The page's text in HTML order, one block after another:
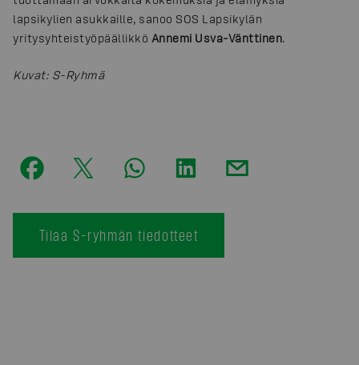
lapsikylien asukkaille, sanoo SOS Lapsikylän
yritysyhteistyöpäällikkö Annemi Usva-Vänttinen.
Kuvat: S-Ryhmä
Tilaa S-ryhmän tiedotteet